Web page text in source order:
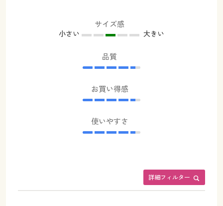
サイズ感
小さい 大きい
品質
お買い得感
使いやすさ
詳細フィルター